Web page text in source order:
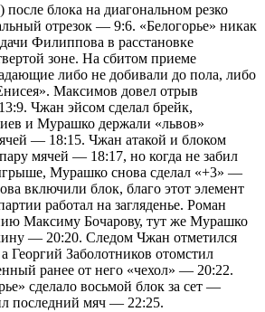
блока на диагональном резко
отрезок — 9:6. «Белогорье» никак
Филиппова в расстановке
зоне. На сбитом приеме
либо не добивали до пола, либо
Максимов довел отрыв
Чжан эйсом сделал брейк,
и Мурашко держали «львов»
— 18:15. Чжан атакой и блоком
мячей — 18:17, но когда не забил
Мурашко снова сделал «+3» —
включили блок, благо этот элемент
работал на загляденье. Роман
Максиму Бочарову, тут же Мурашко
— 20:20. Следом Чжан отметился
Георгий Заболотников отомстил
ранее от него «чехол» — 20:22.
сделало восьмой блок за сет —
последний мяч — 22:25.